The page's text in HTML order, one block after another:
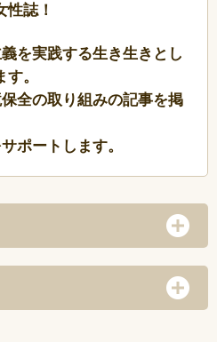
誌！
を実践する生き生きとし
。
全の取り組みの記事を掲
ポートします。